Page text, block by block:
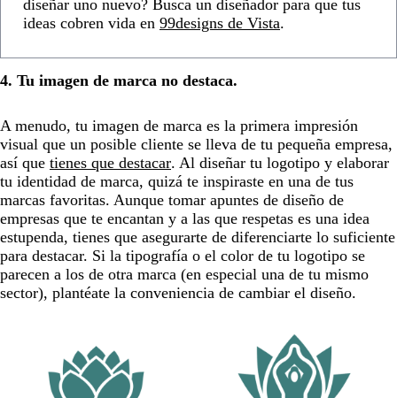
diseñar uno nuevo? Busca un diseñador para que tus
ideas cobren vida en 99designs de Vista.
4. Tu imagen de marca no destaca.
A menudo, tu imagen de marca es la primera impresión
visual que un posible cliente se lleva de tu pequeña empresa,
así que tienes que destacar. Al diseñar tu logotipo y elaborar
tu identidad de marca, quizá te inspiraste en una de tus
marcas favoritas. Aunque tomar apuntes de diseño de
empresas que te encantan y a las que respetas es una idea
estupenda, tienes que asegurarte de diferenciarte lo suficiente
para destacar. Si la tipografía o el color de tu logotipo se
parecen a los de otra marca (en especial una de tu mismo
sector), plantéate la conveniencia de cambiar el diseño.